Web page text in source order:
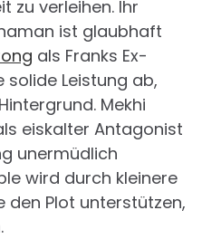
zu verleihen. Ihr
ist glaubhaft
als Franks Ex-
solide Leistung ab,
Mekhi
eiskalter Antagonist
unermüdlich
wird durch kleinere
den Plot unterstützen,